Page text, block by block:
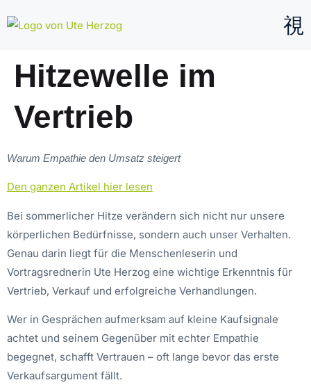
Hitzewelle im
Vertrieb
Warum Empathie den Umsatz steigert
Den ganzen Artikel hier lesen
Bei sommerlicher Hitze verändern sich nicht nur unsere
körperlichen Bedürfnisse, sondern auch unser Verhalten.
Genau darin liegt für die Menschenleserin und
Vortragsrednerin Ute Herzog eine wichtige Erkenntnis für
Vertrieb, Verkauf und erfolgreiche Verhandlungen.
Wer in Gesprächen aufmerksam auf kleine Kaufsignale
achtet und seinem Gegenüber mit echter Empathie
begegnet, schafft Vertrauen – oft lange bevor das erste
Verkaufsargument fällt.